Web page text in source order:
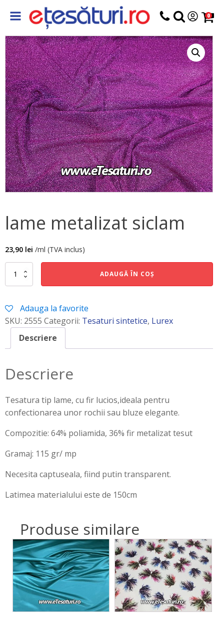
0
lame metalizat siclam
23,90 lei /ml (TVA inclus)
Cantitate
ADAUGĂ ÎN COȘ
Adauga la favorite
SKU: 2555 Categorii: Tesaturi sintetice, Lurex
Descriere
Descriere
Tesatura tip lame, cu fir lucios,ideala pentru
confectionarea unor rochii sau bluze elegante.
Compozitie: 64% poliamida, 36% fir metalizat tesut
Gramaj: 115 gr/ mp
Necesita captuseala, fiind putin transparent.
Latimea materialului este de 150cm
Produse similare